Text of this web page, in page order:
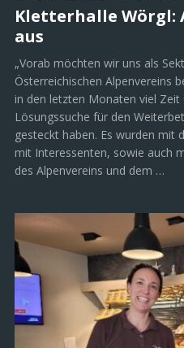
Kletterhalle Wörgl:
aus
„Vorab möchten wir uns als
Österreichischen Alpenvereins
in den letzten Monaten viel Zeit
Lösungssuche für den
gesteckt haben. Es wurden mit
mit Interessenten, sowie auch
des Alpenvereins und dem …